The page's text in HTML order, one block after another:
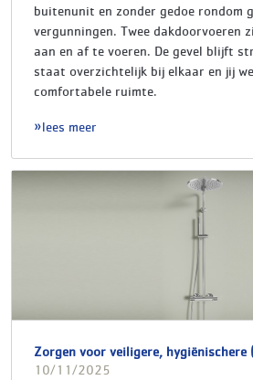
buitenunit en zonder gedoe rondom
vergunningen. Twee dakdoorvoeren
aan en af te voeren. De gevel blijft
staat overzichtelijk bij elkaar en jij
comfortabele ruimte.
lees meer
Zorgen voor veiligere, hygiënischere
10/11/2025